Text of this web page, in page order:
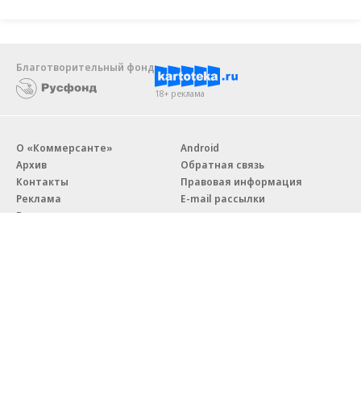
Благотворительный фонд
18+ реклама
О «Коммерсанте»
Архив
Контакты
Реклама
Вакансии
Android
Обратная связь
Правовая информация
E-mail рассылки